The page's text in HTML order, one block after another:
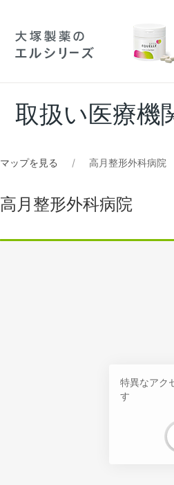
取扱い医療機
マップを見る 高月整形外科病院
高月整形外科病院
特異なアク
す